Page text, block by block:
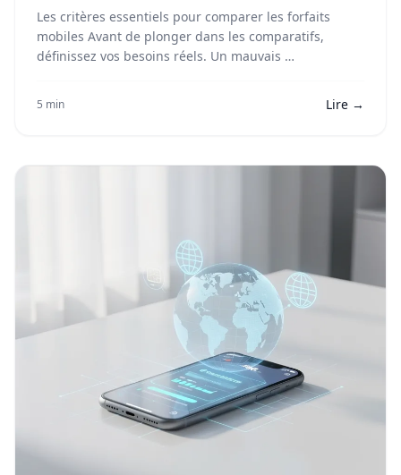
Les critères essentiels pour comparer les forfaits
mobiles Avant de plonger dans les comparatifs,
définissez vos besoins réels. Un mauvais …
5 min Lire →